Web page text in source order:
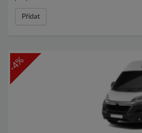
Přídat
-4%